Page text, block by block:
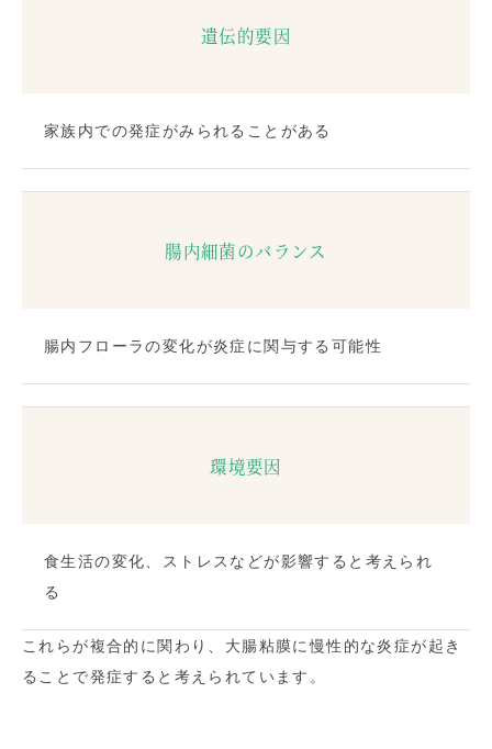
遺伝的要因
家族内での発症がみられることがある
腸内細菌のバランス
腸内フローラの変化が炎症に関与する可能性
環境要因
食生活の変化、ストレスなどが影響すると考えられ
る
これらが複合的に関わり、大腸粘膜に慢性的な炎症が起き
ることで発症すると考えられています。